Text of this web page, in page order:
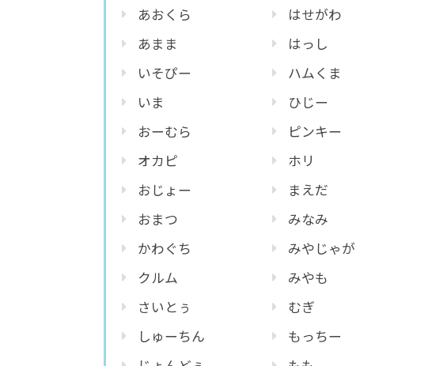
あおくら
あまま
いそぴー
いま
おーむら
オカピ
おじょー
おまつ
かわぐち
クルム
さいとぅ
しゅーちん
はせがわ
はっし
ハムくま
ひじー
ピンキー
ホリ
まえだ
みなみ
みやじゃが
みやも
むぎ
もっちー